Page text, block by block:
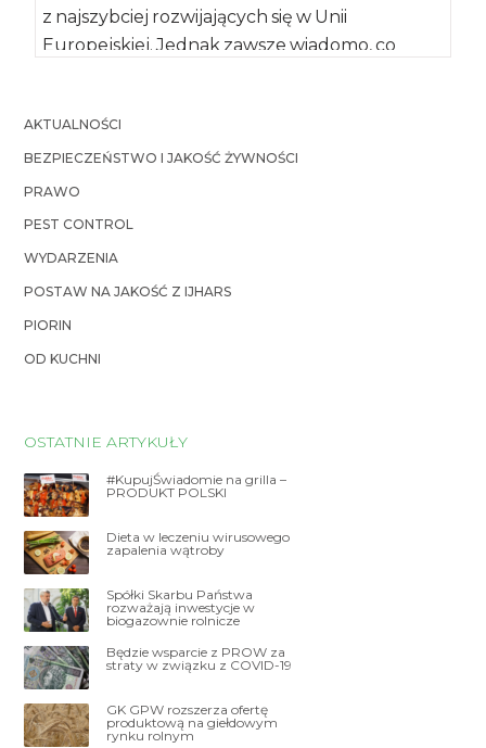
z najszybciej rozwijających się w Unii
Europejskiej. Jednak zawsze wiadomo, co
AKTUALNOŚCI
BEZPIECZEŃSTWO I JAKOŚĆ ŻYWNOŚCI
PRAWO
PEST CONTROL
WYDARZENIA
POSTAW NA JAKOŚĆ Z IJHARS
PIORIN
OD KUCHNI
OSTATNIE ARTYKUŁY
#KupujŚwiadomie na grilla –
PRODUKT POLSKI
Dieta w leczeniu wirusowego
zapalenia wątroby
Spółki Skarbu Państwa
rozważają inwestycje w
biogazownie rolnicze
Będzie wsparcie z PROW za
straty w związku z COVID-19
GK GPW rozszerza ofertę
produktową na giełdowym
rynku rolnym